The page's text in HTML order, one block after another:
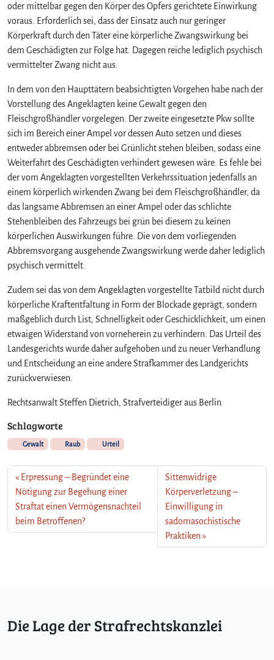
oder mittelbar gegen den Körper des Opfers gerichtete Einwirkung
voraus. Erforderlich sei, dass der Einsatz auch nur geringer
Körperkraft durch den Täter eine körperliche Zwangswirkung bei
dem Geschädigten zur Folge hat. Dagegen reiche lediglich psychisch
vermittelter Zwang nicht aus.
In dem von den Haupttätern beabsichtigten Vorgehen habe nach der
Vorstellung des Angeklagten keine Gewalt gegen den
Fleischgroßhändler vorgelegen. Der zweite eingesetzte Pkw sollte
sich im Bereich einer Ampel vor dessen Auto setzen und dieses
entweder abbremsen oder bei Grünlicht stehen bleiben, sodass eine
Weiterfahrt des Geschädigten verhindert gewesen wäre. Es fehle bei
der vom Angeklagten vorgestellten Verkehrssituation jedenfalls an
einem körperlich wirkenden Zwang bei dem Fleischgroßhändler, da
das langsame Abbremsen an einer Ampel oder das schlichte
Stehenbleiben des Fahrzeugs bei grün bei diesem zu keinen
körperlichen Auswirkungen führe. Die von dem vorliegenden
Abbremsvorgang ausgehende Zwangswirkung werde daher lediglich
psychisch vermittelt.
Zudem sei das von dem Angeklagten vorgestellte Tatbild nicht durch
körperliche Kraftentfaltung in Form der Blockade geprägt, sondern
maßgeblich durch List, Schnelligkeit oder Geschicklichkeit, um einen
etwaigen Widerstand von vorneherein zu verhindern. Das Urteil des
Landesgerichts wurde daher aufgehoben und zu neuer Verhandlung
und Entscheidung an eine andere Strafkammer des Landgerichts
zurückverwiesen.
Rechtsanwalt Steffen Dietrich, Strafverteidiger aus Berlin
Schlagworte
Gewalt Raub Urteil
Erpressung – Begründet eine
Nötigung zur Begehung einer
Straftat einen Vermögensnachteil
beim Betroffenen?
Sittenwidrige
Körperverletzung –
Einwilligung in
sadomasochistische
Praktiken
Die Lage der Strafrechtskanzlei